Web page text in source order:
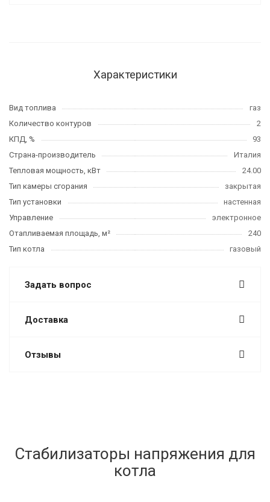
Характеристики
Вид топлива
газ
Количество контуров
2
КПД, %
93
Страна-производитель
Италия
Тепловая мощность, кВт
24.00
Тип камеры сгорания
закрытая
Тип установки
настенная
Управление
электронное
Отапливаемая площадь, м²
240
Тип котла
газовый
Задать вопрос
Доставка
Отзывы
Стабилизаторы напряжения для
котла